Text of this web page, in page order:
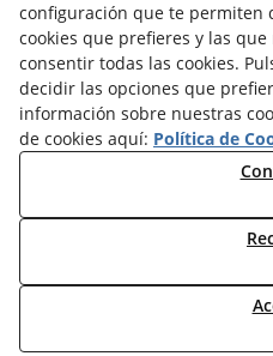
Métodos
© 08/2026 Ecosistema
configuración que te permiten
cookies que prefieres y las que
consentir todas las cookies.
decidir las opciones que
información sobre nuestras
de cookies aquí: Política de